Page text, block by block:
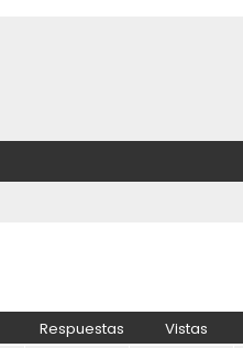
Respuestas Vistas